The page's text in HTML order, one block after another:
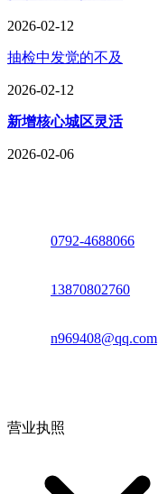
2026-02-12
抽检中发觉的不及
2026-02-12
新增核心城区灵活
2026-02-06
0792-4688066
13870802760
n969408@qq.com
营业执照